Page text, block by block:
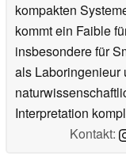
kompakten
kommt ein Faible
insbesondere für
als Laboringenieur
Interpretation
Kontakt: